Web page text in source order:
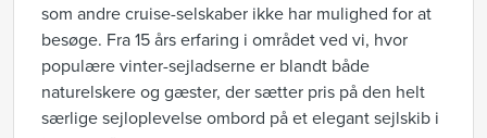
som andre cruise-selskaber ikke har mulighed for at
besøge. Fra 15 års erfaring i området ved vi, hvor
populære vinter-sejladserne er blandt både
naturelskere og gæster, der sætter pris på den helt
særlige sejloplevelse ombord på et elegant sejlskib i